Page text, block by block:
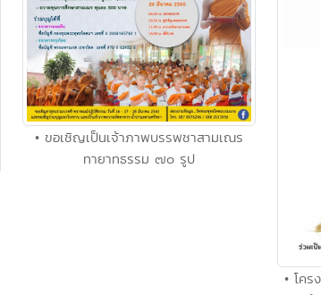
• ขอเชิญเป็นเจ้าภาพบรรพชาสามเณร
ทายาทธรรม ๗๐ รูป
• โค